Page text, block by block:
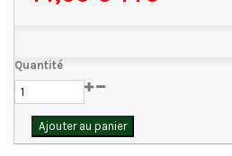
Quantité
Ajouter au panier